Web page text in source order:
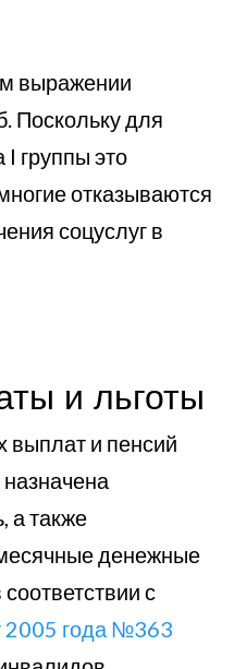
выражении
Поскольку для
группы это
отказываются
соцуслуг в
и льготы
и пенсий
а также
денежные
с
2005 года №363